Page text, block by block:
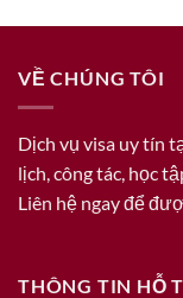
VỀ CHÚNG TÔI
Dịch vụ visa uy tín
lịch, công tác, học
Liên hệ ngay để
THÔNG TIN HỖ